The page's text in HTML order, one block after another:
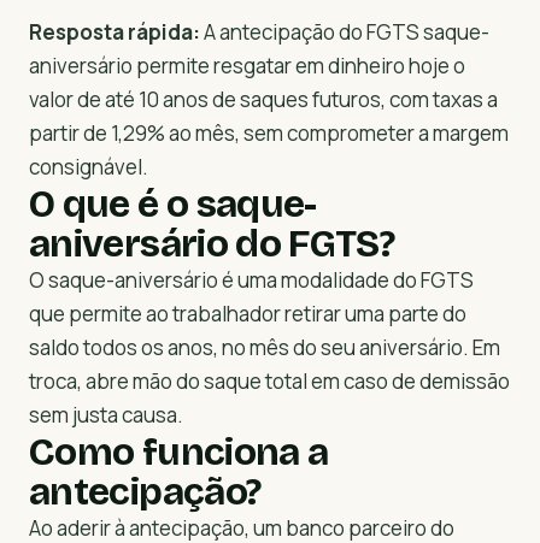
Resposta rápida:A antecipação do FGTS saque-
aniversário permite resgatar em dinheiro hoje o
valor de até 10 anos de saques futuros, com taxas a
partir de 1,29% ao mês, sem comprometer a margem
consignável.
O que é o saque-
aniversário do FGTS?
O saque-aniversário é uma modalidade do FGTS
que permite ao trabalhador retirar uma parte do
saldo todos os anos, no mês do seu aniversário. Em
troca, abre mão do saque total em caso de demissão
sem justa causa.
Como funciona a
antecipação?
Ao aderir à antecipação, um banco parceiro do